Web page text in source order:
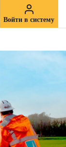
Войти в систему